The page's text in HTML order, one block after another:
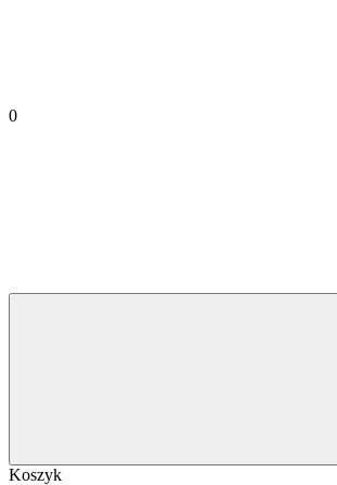
0
Koszyk